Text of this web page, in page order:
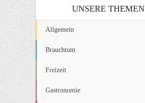
UNSERE THEMEN
Allgemein
Brauchtum
Freizeit
Gastronomie